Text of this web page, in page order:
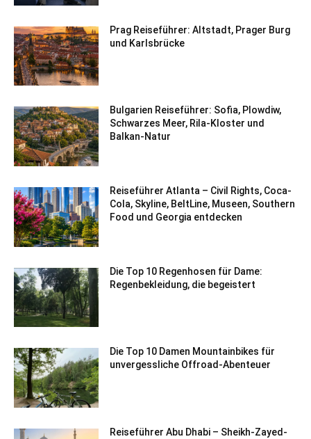
Prag Reiseführer: Altstadt, Prager Burg
und Karlsbrücke
Bulgarien Reiseführer: Sofia, Plowdiw,
Schwarzes Meer, Rila-Kloster und
Balkan-Natur
Reiseführer Atlanta – Civil Rights, Coca-
Cola, Skyline, BeltLine, Museen, Southern
Food und Georgia entdecken
Die Top 10 Regenhosen für Dame:
Regenbekleidung, die begeistert
Die Top 10 Damen Mountainbikes für
unvergessliche Offroad-Abenteuer
Reiseführer Abu Dhabi – Sheikh-Zayed-